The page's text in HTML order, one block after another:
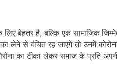
बेहतर है, बल्कि एक सामाजिक
लेने से वंचित रह जाएंगे तो उनमें
का टीका लेकर समाज के प्रति अपनी